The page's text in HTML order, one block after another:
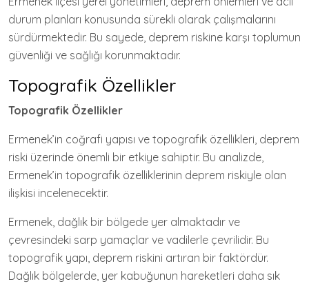
durum planları konusunda sürekli olarak çalışmalarını
sürdürmektedir. Bu sayede, deprem riskine karşı toplumun
güvenliği ve sağlığı korunmaktadır.
Topografik Özellikler
Topografik Özellikler
Ermenek’in coğrafi yapısı ve topografik özellikleri, deprem
riski üzerinde önemli bir etkiye sahiptir. Bu analizde,
Ermenek’in topografik özelliklerinin deprem riskiyle olan
ilişkisi incelenecektir.
Ermenek, dağlık bir bölgede yer almaktadır ve
çevresindeki sarp yamaçlar ve vadilerle çevrilidir. Bu
topografik yapı, deprem riskini artıran bir faktördür.
Dağlık bölgelerde, yer kabuğunun hareketleri daha sık